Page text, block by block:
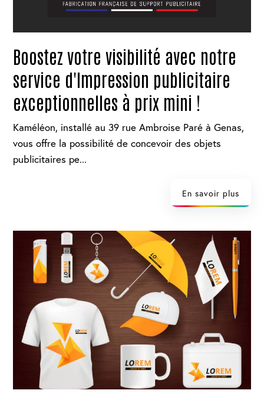
Boostez votre visibilité avec notre
service d'Impression publicitaire
exceptionnelles à prix mini !
Kaméléon, installé au 39 rue Ambroise Paré à Genas,
vous offre la possibilité de concevoir des objets
publicitaires pe...
En savoir plus